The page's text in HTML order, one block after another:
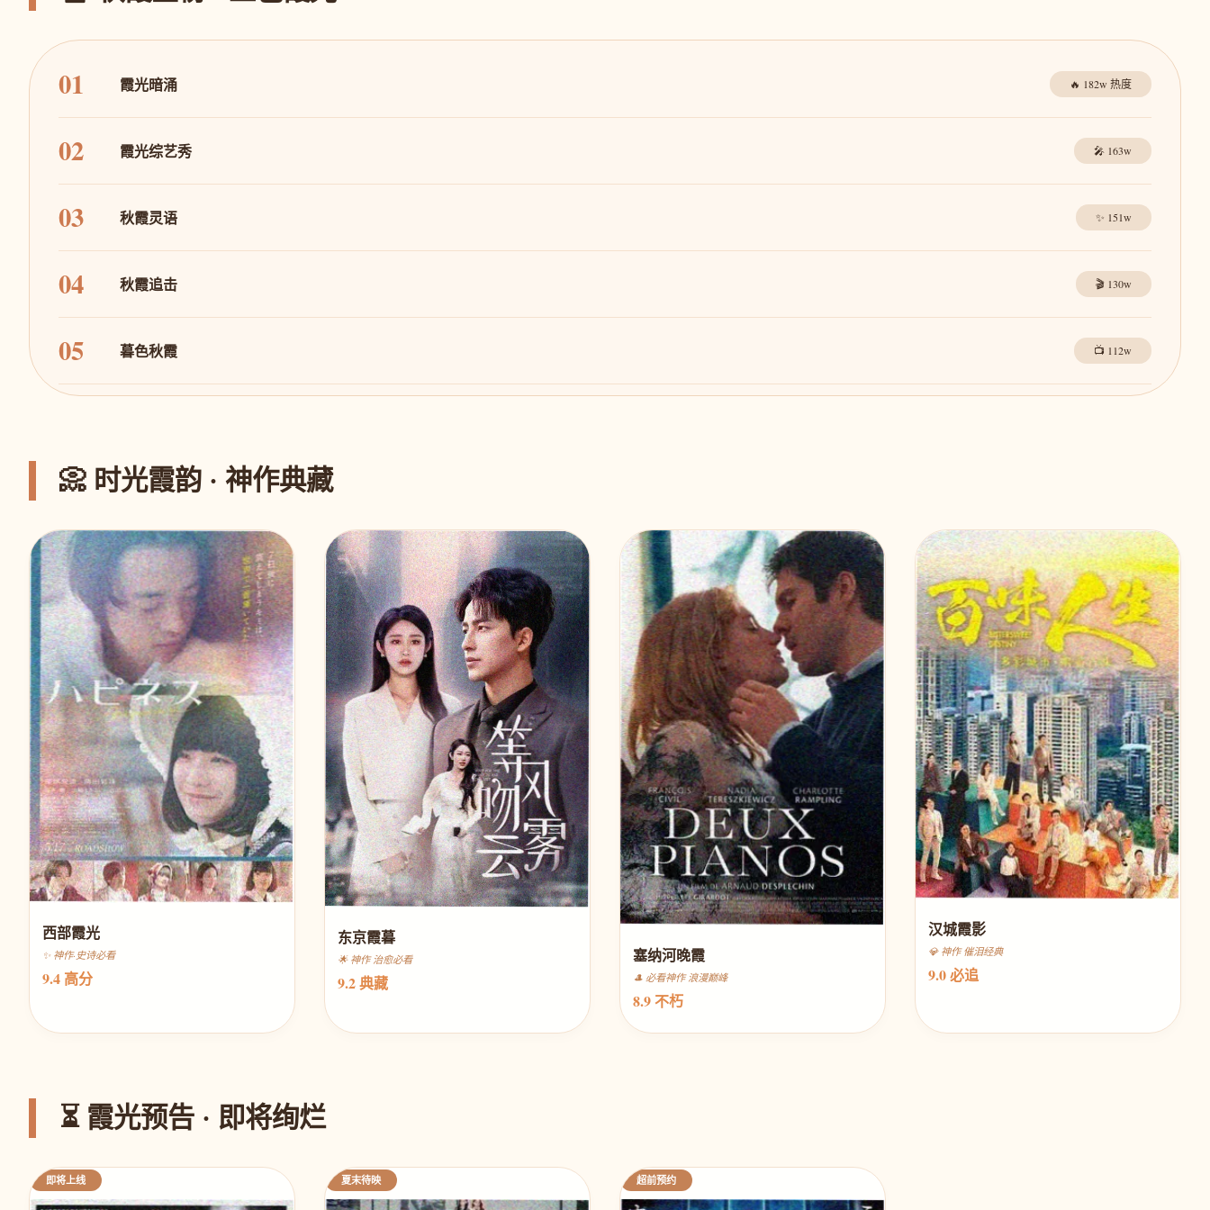
01 霞光暗涌 🔥 182w 热度
02 霞光综艺秀 🎤 163w
03 秋霞灵语 ✨ 151w
04 秋霞追击 🎬 130w
05 暮色秋霞 📺 112w
📀 时光霞韵 · 神作典藏
西部霞光
✨ 神作·史诗必看
9.4 高分
东京霞暮
🌟 神作 治愈必看
9.2 典藏
塞纳河晚霞
🎩 必看神作 浪漫巅峰
8.9 不朽
汉城霞影
💎 神作 催泪经典
9.0 必追
⏳ 霞光预告 · 即将绚烂
即将上线 夏末待映 超前预约